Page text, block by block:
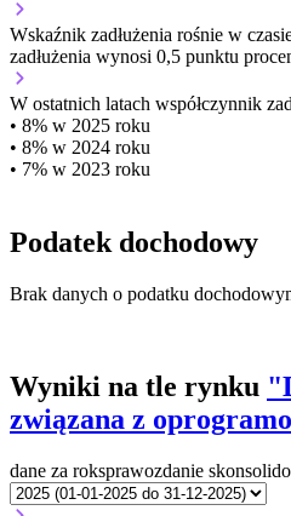
Wskaźnik zadłużenia rośnie w
zadłużenia wynosi 0,5 punktu
W ostatnich latach współczynnik
• 8% w 2025 roku
• 8% w 2024 roku
• 7% w 2023 roku
Podatek dochodowy
Brak danych o podatku
Wyniki na tle rynku
związana z
dane za roksprawozdanie